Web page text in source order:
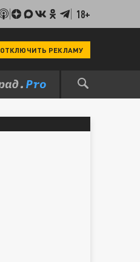
18+
ОТКЛЮЧИТЬ РЕКЛАМУ